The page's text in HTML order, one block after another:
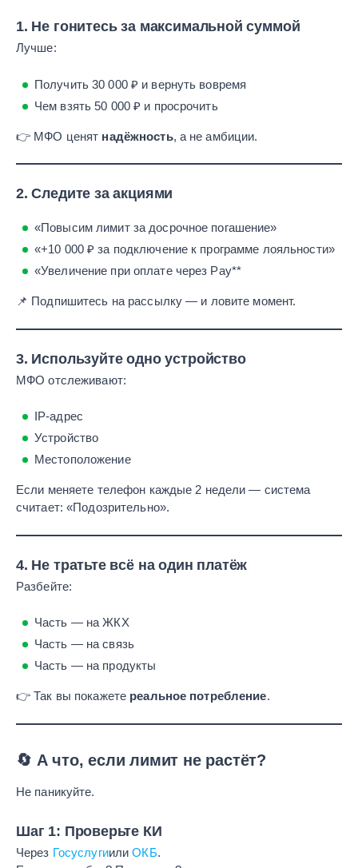
1. Не гонитесь за максимальной суммой
Лучше:
Получить 30 000 ₽ и вернуть вовремя
Чем взять 50 000 ₽ и просрочить
👉 МФО ценят надёжность, а не амбиции.
2. Следите за акциями
«Повысим лимит за досрочное погашение»
«+10 000 ₽ за подключение к программе лояльности»
«Увеличение при оплате через Pay**
📌 Подпишитесь на рассылку — и ловите момент.
3. Используйте одно устройство
МФО отслеживают:
IP-адрес
Устройство
Местоположение
Если меняете телефон каждые 2 недели — система
считает: «Подозрительно».
4. Не тратьте всё на один платёж
Разбейте:
Часть — на ЖКХ
Часть — на связь
Часть — на продукты
👉 Так вы покажете реальное потребление.
🔄 А что, если лимит не растёт?
Не паникуйте.
Шаг 1: Проверьте КИ
Через ГосуслугиилиОКБ.